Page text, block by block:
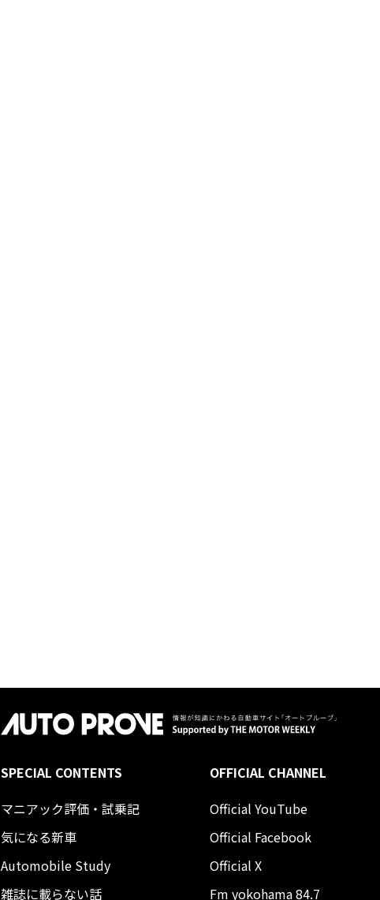
SPECIAL CONTENTS
マニアック評価・試乗記
気になる新車
Automobile Study
雑誌に載らない話
OFFICIAL CHANNEL
Official YouTube
Official Facebook
Official X
Fm yokohama 84.7